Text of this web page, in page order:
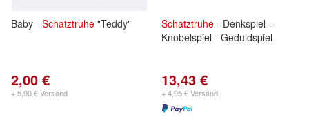
Baby - Schatztruhe "Teddy"
2,00 €
+ 5,90 € Versand
Schatztruhe - Denkspiel -
Knobelspiel - Geduldspiel
13,43 €
+ 4,95 € Versand